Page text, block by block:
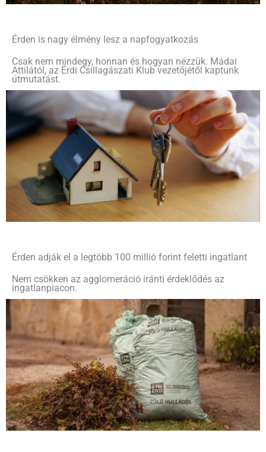
Érden is nagy élmény lesz a napfogyatkozás
Csak nem mindegy, honnan és hogyan nézzük. Mádai
Attilától, az Érdi Csillagászati Klub vezetőjétől kaptunk
útmutatást.
Érden adják el a legtöbb 100 millió forint feletti ingatlant
Nem csökken az agglomeráció iránti érdeklődés az
ingatlanpiacon.